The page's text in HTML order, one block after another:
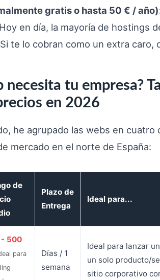
gratis o hasta 50 € /
en día, la mayoría de hostings
te lo cobran como un extra caro,
necesita tu empresa?
en 2026
he agrupado las webs en cuatro
mercado en el norte de España:
de
Plazo de
Entrega
Ideal para...
500
para
Días / 1
semana
Ideal para lanzar
un solo producto/
sitio corporativo